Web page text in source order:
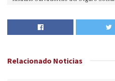
Relacionado Noticias